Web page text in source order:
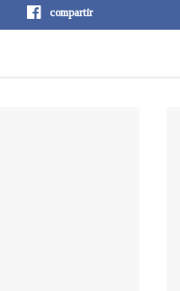
compartir